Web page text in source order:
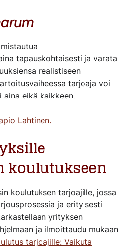
tapauskohtaisesti ja varata
realistiseen
tarjoaja voi
aina eikä kaikkeen.
Lahtinen.
koulutukseen
koulutuksen tarjoajille, jossa
ja erityisesti
yrityksen
ja ilmoittaudu mukaan
tarjoajille: Vaikuta